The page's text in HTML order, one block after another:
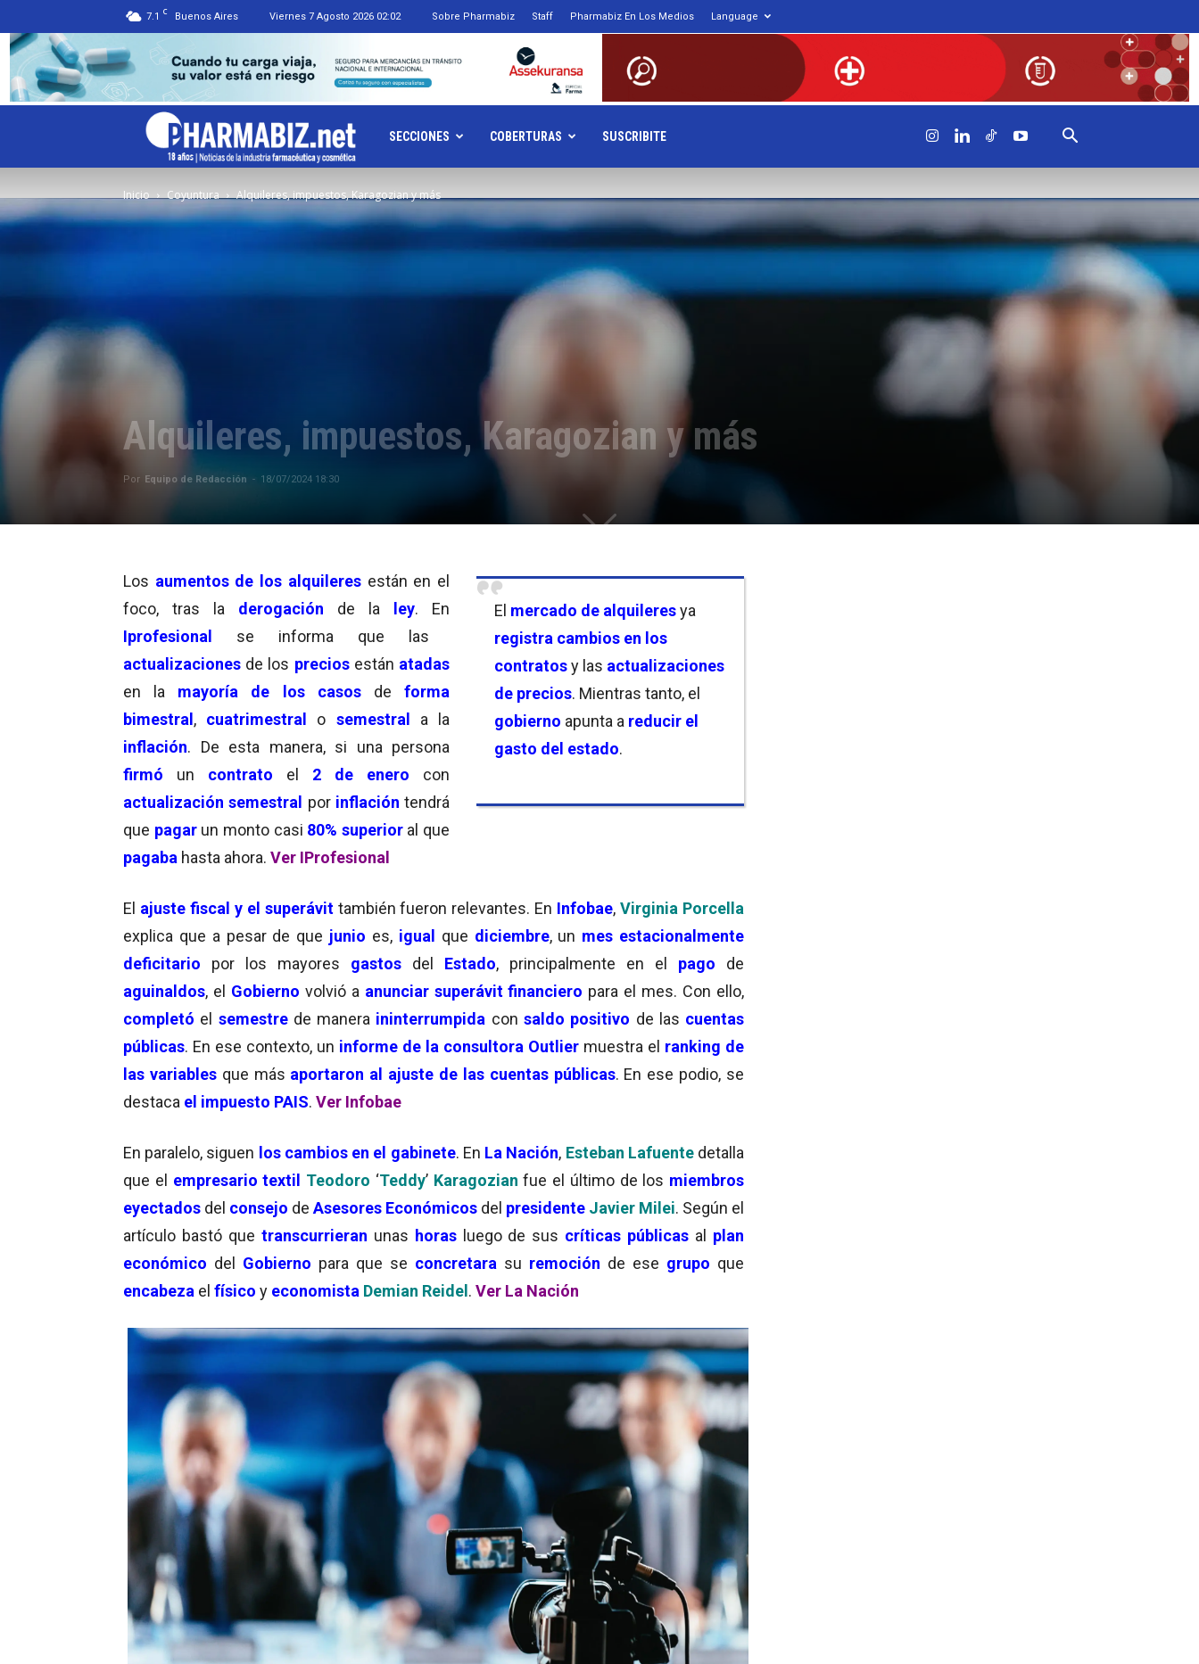
7.1 C Buenos Aires Viernes 7 Agosto 2026 02:02 Sobre Pharmabiz Staff Pharmabiz En Los Medios Language
Pharmabiz.NET
SECCIONES COBERTURAS SUSCRIBITE
Inicio Coyuntura Alquileres, impuestos, Karagozian y más
Alquileres, impuestos, Karagozian y más
Por Equipo de Redacción - 18/07/2024 18:30
El mercado de alquileresya
registra cambios en los
contratosy las actualizaciones
de precios. Mientras tanto, el
gobierno apunta a reducir el
gasto del estado.
Los aumentos de los alquileresestán en el
foco, tras la derogación de la ley. En
Iprofesional se informa que las
actualizaciones de los precios están atadas
en la mayoría de los casos deforma
bimestral, cuatrimestral o semestral
a la
inflación. De esta manera, si una persona
firmó
un contrato el 2 de enero con
actualización semestral por inflación tendrá
que pagar un monto casi 80% superioral que
pagaba hasta ahora. Ver IProfesional
El ajuste fiscal y el superávit también fueron relevantes. En Infobae,Virginia Porcella
explica que a pesar de que junio es, igual que diciembre, un mes estacionalmente
deficitario
por los mayores gastos del Estado, principalmente en el pago
de
aguinaldos, el Gobierno volvió a anunciar superávit financiero para el mes. Con ello,
completó el semestre de manera ininterrumpida con saldo positivo de las cuentas
públicas. En ese contexto, un informe de la consultora Outlier muestra el ranking de
las variablesque más aportaron al ajuste de las cuentas públicas. En ese podio, se
destaca el impuesto PAIS. Ver Infobae
En paralelo, siguen los cambios en el gabinete. En La Nación, Esteban Lafuente detalla
que el empresario textil Teodoro ‘Teddy’ Karagozian fue el último de los miembros
eyectados del consejo de Asesores Económicos del presidente Javier Milei. Según el
artículo bastó que transcurrieran unas horas luego de sus críticas públicas al plan
económico del Gobierno para que se concretara su remoción de ese grupo que
encabeza el físico y economista Demian Reidel. Ver La Nación